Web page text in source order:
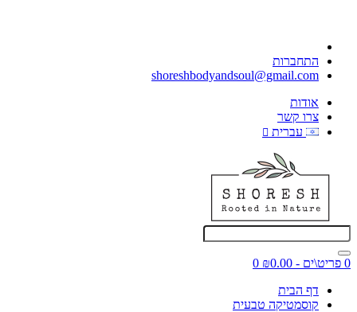
התחברות
shoreshbodyandsoul@gmail.com
אודות
צרו קשר
עברית
0 פריט\ים - ₪0.00
0
דף הבית
קוסמטיקה טבעית